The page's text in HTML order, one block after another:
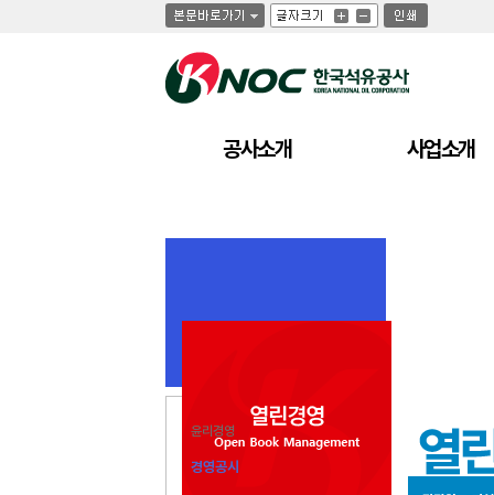
글
자
기
글
자
기
크
글
자
기
작
인
쇄
공사소개 사업소개
윤리경영
경영공시